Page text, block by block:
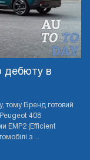
дебюту в
тому Бренд готовий
408
EMP2 (Efficient
з ...